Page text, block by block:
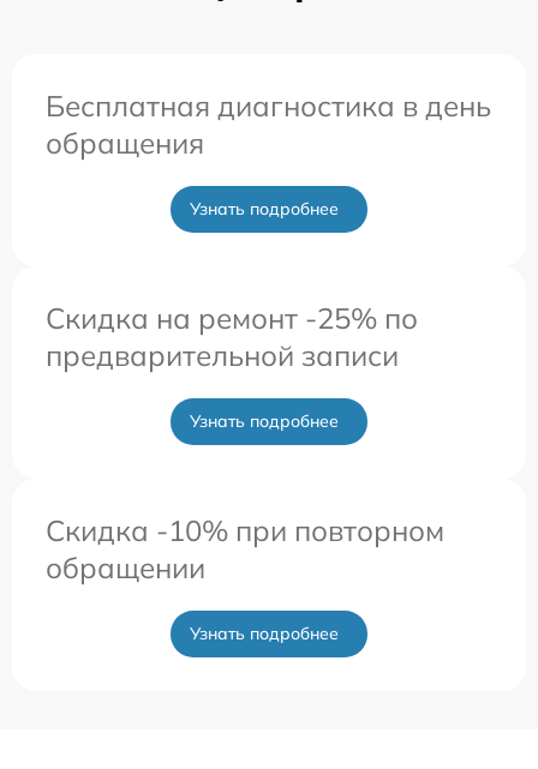
Бесплатная диагностика в день
обращения
Узнать подробнее
Скидка на ремонт -25% по
предварительной записи
Узнать подробнее
Скидка -10% при повторном
обращении
Узнать подробнее